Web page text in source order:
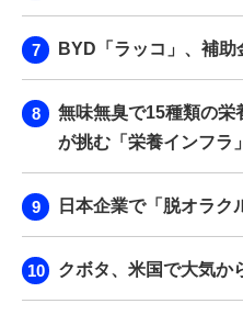
BYD「ラッコ」、補助
無味無臭で15種類の
が挑む「栄養インフラ
日本企業で「脱オラク
クボタ、米国で大気か